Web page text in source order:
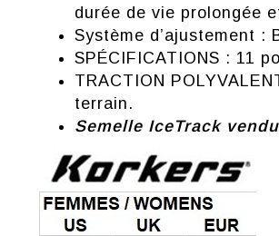
durée de vie prolongée
Système d’ajustement :
SPÉCIFICATIONS : 11
TRACTION
terrain.
Semelle IceTrack